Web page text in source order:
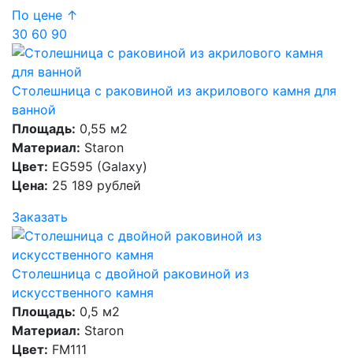
По цене ↑
30 60 90
Столешница c раковиной из акрилового камня для
ванной
Площадь: 0,55 м2
Материал: Staron
Цвет: EG595 (Galaxy)
Цена: 25 189 рублей
Заказать
Столешница с двойной раковиной из
искусственного камня
Площадь: 0,5 м2
Материал: Staron
Цвет: FM111